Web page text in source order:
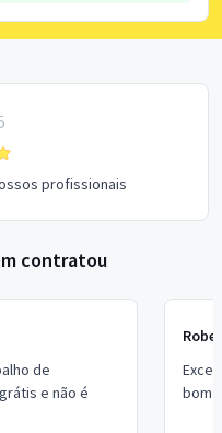
profissionais
contratou
de
e não é
bom